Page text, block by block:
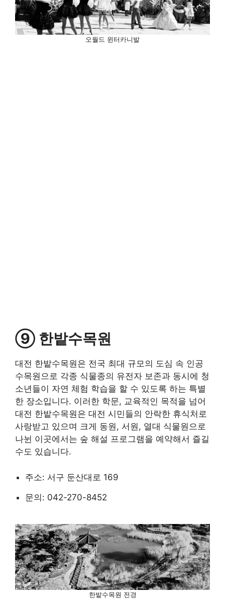
오월드 윈터카니발
⑨ 한밭수목원
대전 한밭수목원은 전국 최대 규모의 도심 속 인공
수목원으로 각종 식물종의 유전자 보존과 동시에 청
소년들이 자연 체험 학습을 할 수 있도록 하는 특별
한 장소입니다. 이러한 학문, 교육적인 목적을 넘어
대전 한밭수목원은 대전 시민들의 안락한 휴식처로
사랑받고 있으며 크게 동원, 서원, 열대 식물원으로
나뉜 이곳에서는 숲 해설 프로그램을 예약해서 즐길
수도 있습니다.
주소: 서구 둔산대로 169
문의: 042-270-8452
한밭수목원 전경